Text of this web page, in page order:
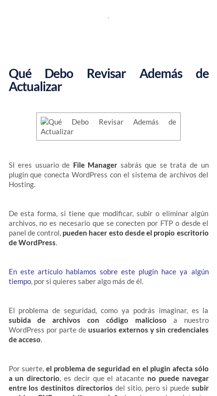
Qué Debo Revisar Además de
Actualizar
SI eres usuario de File Manager sabrás que se trata de un
plugin que conecta WordPress con el sistema de archivos del
Hosting.
De esta forma, si tiene que modificar, subir o eliminar algún
archivos, no es necesario que se conecten por FTP o desde el
panel de control, pueden hacer esto desde el propio escritorio
de WordPress.
En este artículo hablamos sobre este plugin hace ya algún
tiempo, por si quieres saber algo más de él.
El problema de seguridad, como ya podrás imaginar, es la
subida de archivos con código malicioso a nuestro
WordPress por parte de usuarios externos y sin credenciales
de acceso.
Por suerte, el problema de seguridad en el plugin afecta sólo
a un directorio, es decir que el atacante no puede navegar
entre los destinitos directorios del sitio, pero si puede subir